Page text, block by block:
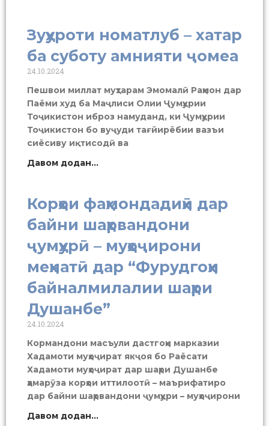
Зуҳуроти номатлуб – хатар
ба суботу амнияти ҷомеа
24.10.2024
Пешвои миллат муҳтарам Эмомалӣ Раҳмон дар
Паёми худ ба Маҷлиси Олии Ҷумҳурии
Тоҷикистон иброз намуданд, ки Ҷумҳурии
Тоҷикистон бо вуҷуди тағйирёбии вазъи
сиёсиву иқтисодӣ ва
Давом додан...
Корҳои фаҳмондадиҳӣ дар
байни шаҳрвандони
ҷумҳурӣ – муҳоҷирони
меҳнатӣ дар “Фурудгоҳи
байналмилалии шаҳри
Душанбе”
24.10.2024
Кормандони масъули дастгоҳи марказии
Хадамоти муҳоҷират якҷоя бо Раёсати
Хадамоти муҳоҷират дар шаҳри Душанбе
ҳамарӯза корҳои иттилоотӣ – маърифатиро
дар байни шаҳрвандони ҷумҳури – муҳоҷирони
Давом додан...